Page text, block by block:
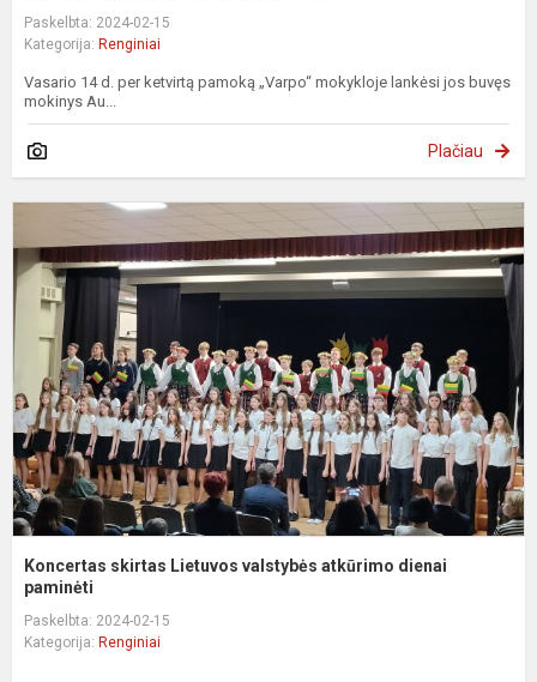
Paskelbta: 2024-02-15
Kategorija: Renginiai
Vasario 14 d. per ketvirtą pamoką „Varpo“ mokykloje lankėsi jos buvęs
mokinys Au...
Plačiau
Koncertas skirtas Lietuvos valstybės atkūrimo dienai
paminėti
Paskelbta: 2024-02-15
Kategorija: Renginiai